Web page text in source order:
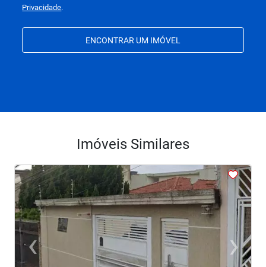
Privacidade.
ENCONTRAR UM IMÓVEL
Imóveis Similares
<<< <
‹Previous ›
Next